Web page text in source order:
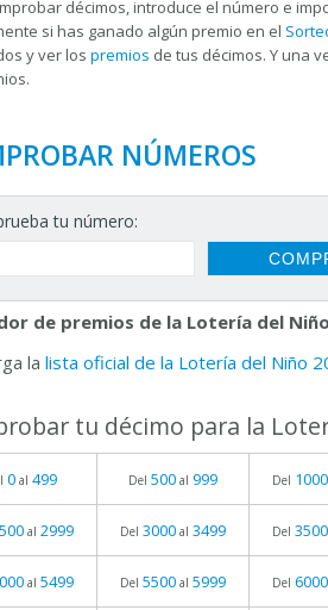
décimos, introduce el número e
si has ganado algún premio en el
y ver los premios de tus décimos. Y una
NÚMEROS
tu número:
de premios de la Lotería del
la lista oficial de la Lotería del Niño
tu décimo para la
0 al 499 Del 500 al 999 Del 1000
al 2999 Del 3000 al 3499 Del 3500
al 5499 Del 5500 al 5999 Del 6000